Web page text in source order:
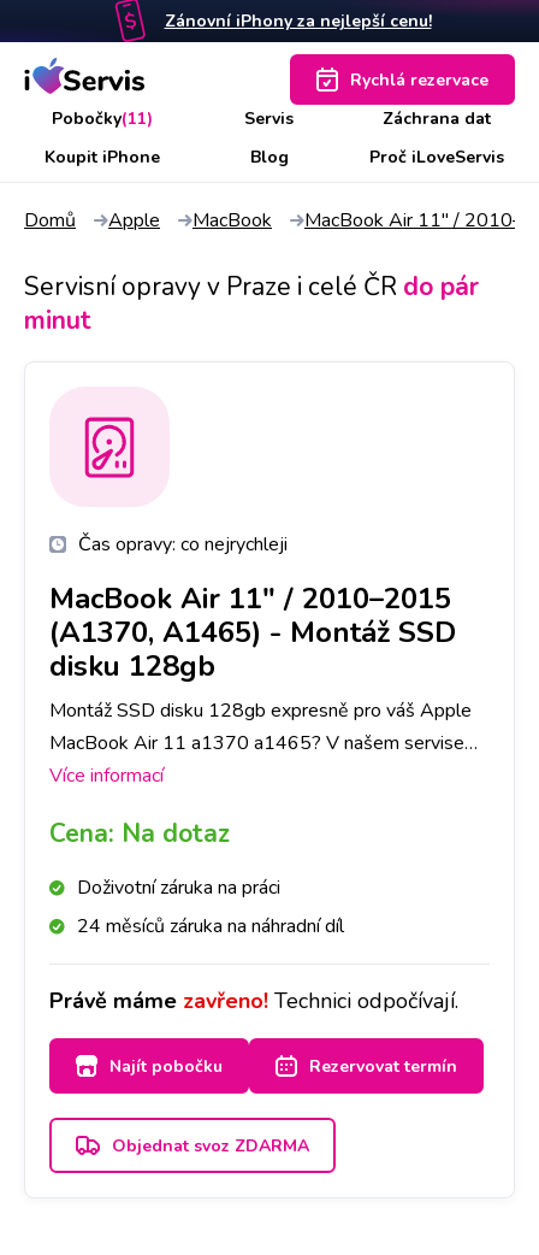
Zánovní iPhony za nejlepší cenu!
Pobočky(11) Servis
Záchrana dat
Koupit iPhone
Blog Proč iLoveServis
Rychlá rezervace
Domů Apple MacBook MacBook Air 11" /
Servisní opravy v Praze i celé ČR do pár
minut
Čas opravy: co nejrychleji
MacBook Air 11" / 2010–2015
(A1370, A1465) - Montáž SSD
disku 128gb
Montáž SSD disku 128gb expresně pro váš Apple
MacBook Air 11 a1370 a1465? V našem servise
mobilních telefonů a tabletů opravíme na Apple
iLoveServis po celé ČR máme velké sklady dílů, tak
abyste ještě DNES měli svůj Apple MacBook Air
11 a1370 a1465 opravený v Praze, Brně, Ostravě,
Olomouci, Liberci, Pardubicích a Českých
Více informací
Cena: Na dotaz
Doživotní záruka na práci
24 měsíců záruka na náhradní díl
Právě máme zavřeno! Technici odpočívají.
Najít pobočku Rezervovat termín
Objednat svoz ZDARMA